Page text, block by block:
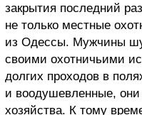
закрытия последний
не только местные
из Одессы. Мужчины
своими охотничьими
долгих проходов в
и воодушевленные, они
хозяйства. К тому